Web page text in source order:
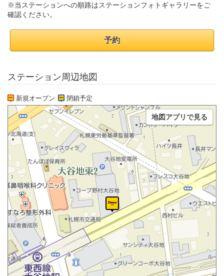
※当ステーションへの順路はステーションフォトギャラリーをご
確認ください。
予約
ステーション周辺地図
新規オープン 閉鎖予定
地図アプリで見る